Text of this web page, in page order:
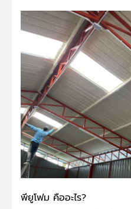
พียูโฟม คืออะไร?